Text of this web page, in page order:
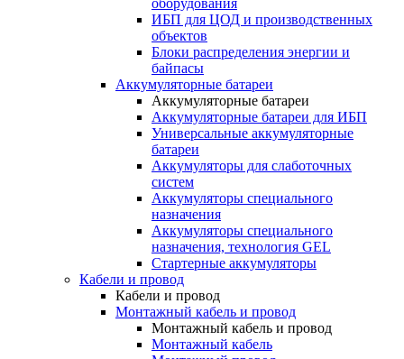
оборудования
ИБП для ЦОД и производственных
объектов
Блоки распределения энергии и
байпасы
Аккумуляторные батареи
Аккумуляторные батареи
Аккумуляторные батареи для ИБП
Универсальные аккумуляторные
батареи
Аккумуляторы для слаботочных
систем
Аккумуляторы специального
назначения
Аккумуляторы специального
назначения, технология GEL
Стартерные аккумуляторы
Кабели и провод
Кабели и провод
Монтажный кабель и провод
Монтажный кабель и провод
Монтажный кабель